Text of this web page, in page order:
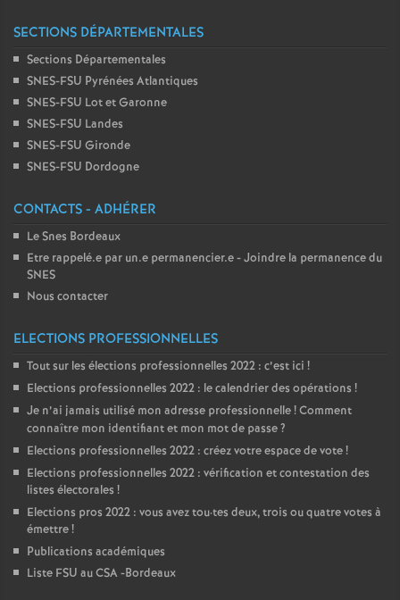
SECTIONS DÉPARTEMENTALES
Sections Départementales
SNES-FSU Pyrénées Atlantiques
SNES-FSU Lot et Garonne
SNES-FSU Landes
SNES-FSU Gironde
SNES-FSU Dordogne
CONTACTS - ADHÉRER
Le Snes Bordeaux
Etre rappelé.e par un.e permanencier.e - Joindre la permanence du
SNES
Nous contacter
ELECTIONS PROFESSIONNELLES
Tout sur les élections professionnelles 2022 : c’est ici !
Elections professionnelles 2022 : le calendrier des opérations !
Je n’ai jamais utilisé mon adresse professionnelle! Comment
connaître mon identifiant et mon mot de passe?
Elections professionnelles 2022 : créez votre espace de vote!
Elections professionnelles 2022 : vérification et contestation des
listes électorales !
Elections pros 2022 : vous avez tou·tes deux, trois ou quatre votes à
émettre!
Publications académiques
Liste FSU au CSA -Bordeaux